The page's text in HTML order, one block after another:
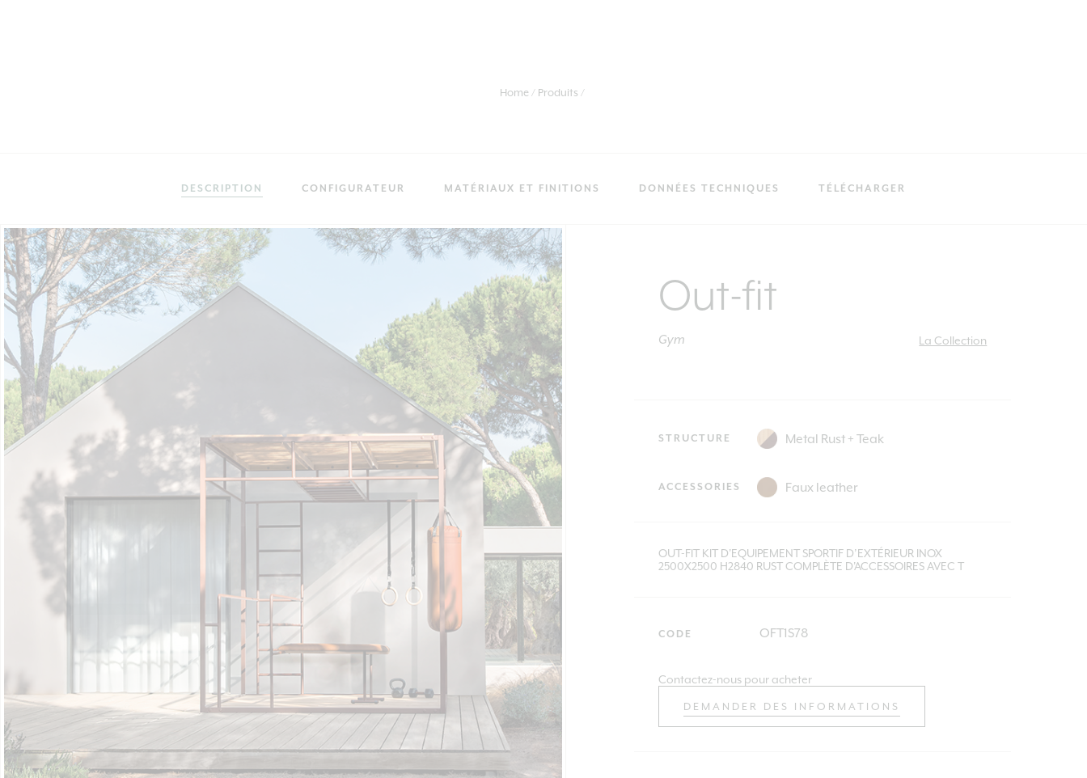
Home Produits
DESCRIPTION CONFIGURATEUR MATÉRIAUX ET FINITIONS DONNÉES TECHNIQUES TÉLÉCHARGER
Out-fit
Gym La Collection
STRUCTURE
ACCESSORIES
OUT-FIT KIT D'EQUIPEMENT SPORTIF D’EXTÉRIEUR INOX
2500X2500 H2840 RUST COMPLÈTE D'ACCESSOIRES AVEC T
CODE OFT1S78
Contactez-nous pour acheter
DEMANDER DES INFORMATIONS